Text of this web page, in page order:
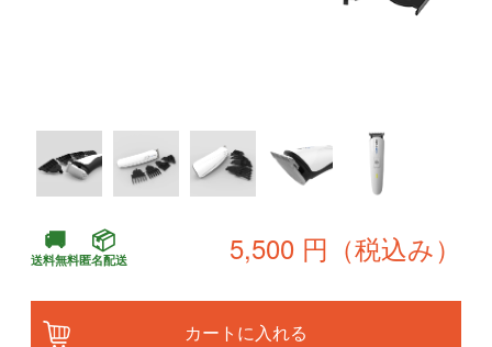
🚚
送料無料
📦
匿名配送 5,500 円（税込み）